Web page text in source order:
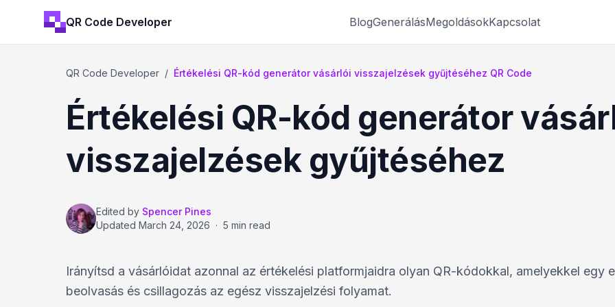
QR Code Developer BlogGenerálásMegoldásokKapcsolat
QR Code Developer / Értékelési QR-kód generátor vásárlói visszajelzések gyűjtéséhez QR Code
Értékelési QR-kód generátor
visszajelzések gyűjtéséhez
Edited by Spencer Pines
Updated March 24, 2026 · 5 min read
Irányítsd a vásárlóidat azonnal az értékelési platformjaidra olyan QR-kódokkal, amelyekkel egy
beolvasás és csillagozás az egész visszajelzési folyamat.